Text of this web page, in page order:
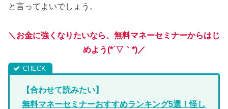
と言ってよいでしょう。
＼ お金に強くなりたいなら、無料マネーセミナーからはじ
めよう(*´▽｀*)／
【合わせて読みたい】
無料マネーセミナーおすすめランキング5選！怪し